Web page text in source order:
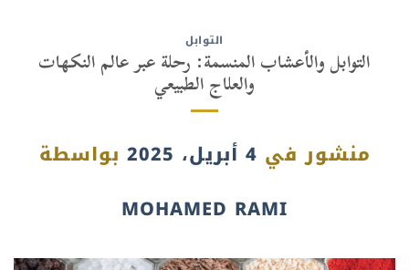
التوابل
التوابل والأعشاب المنسمة: رحلة عبر عالم النكهات
والعلاج الطبيعي
منشور في 4 أبريل، 2025
بواسطة
MOHAMED RAMI